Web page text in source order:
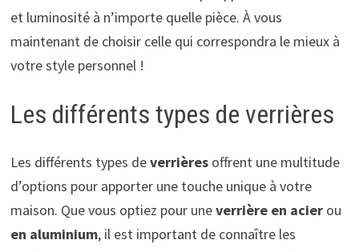
et luminosité à n’importe quelle pièce. À vous
maintenant de choisir celle qui correspondra le mieux à
votre style personnel !
Les différents types de verrières
Les différents types deverrièresoffrent une multitude
d’options pour apporter une touche unique à votre
maison. Que vous optiez pour uneverrière en acierou
en aluminium, il est important de connaître les